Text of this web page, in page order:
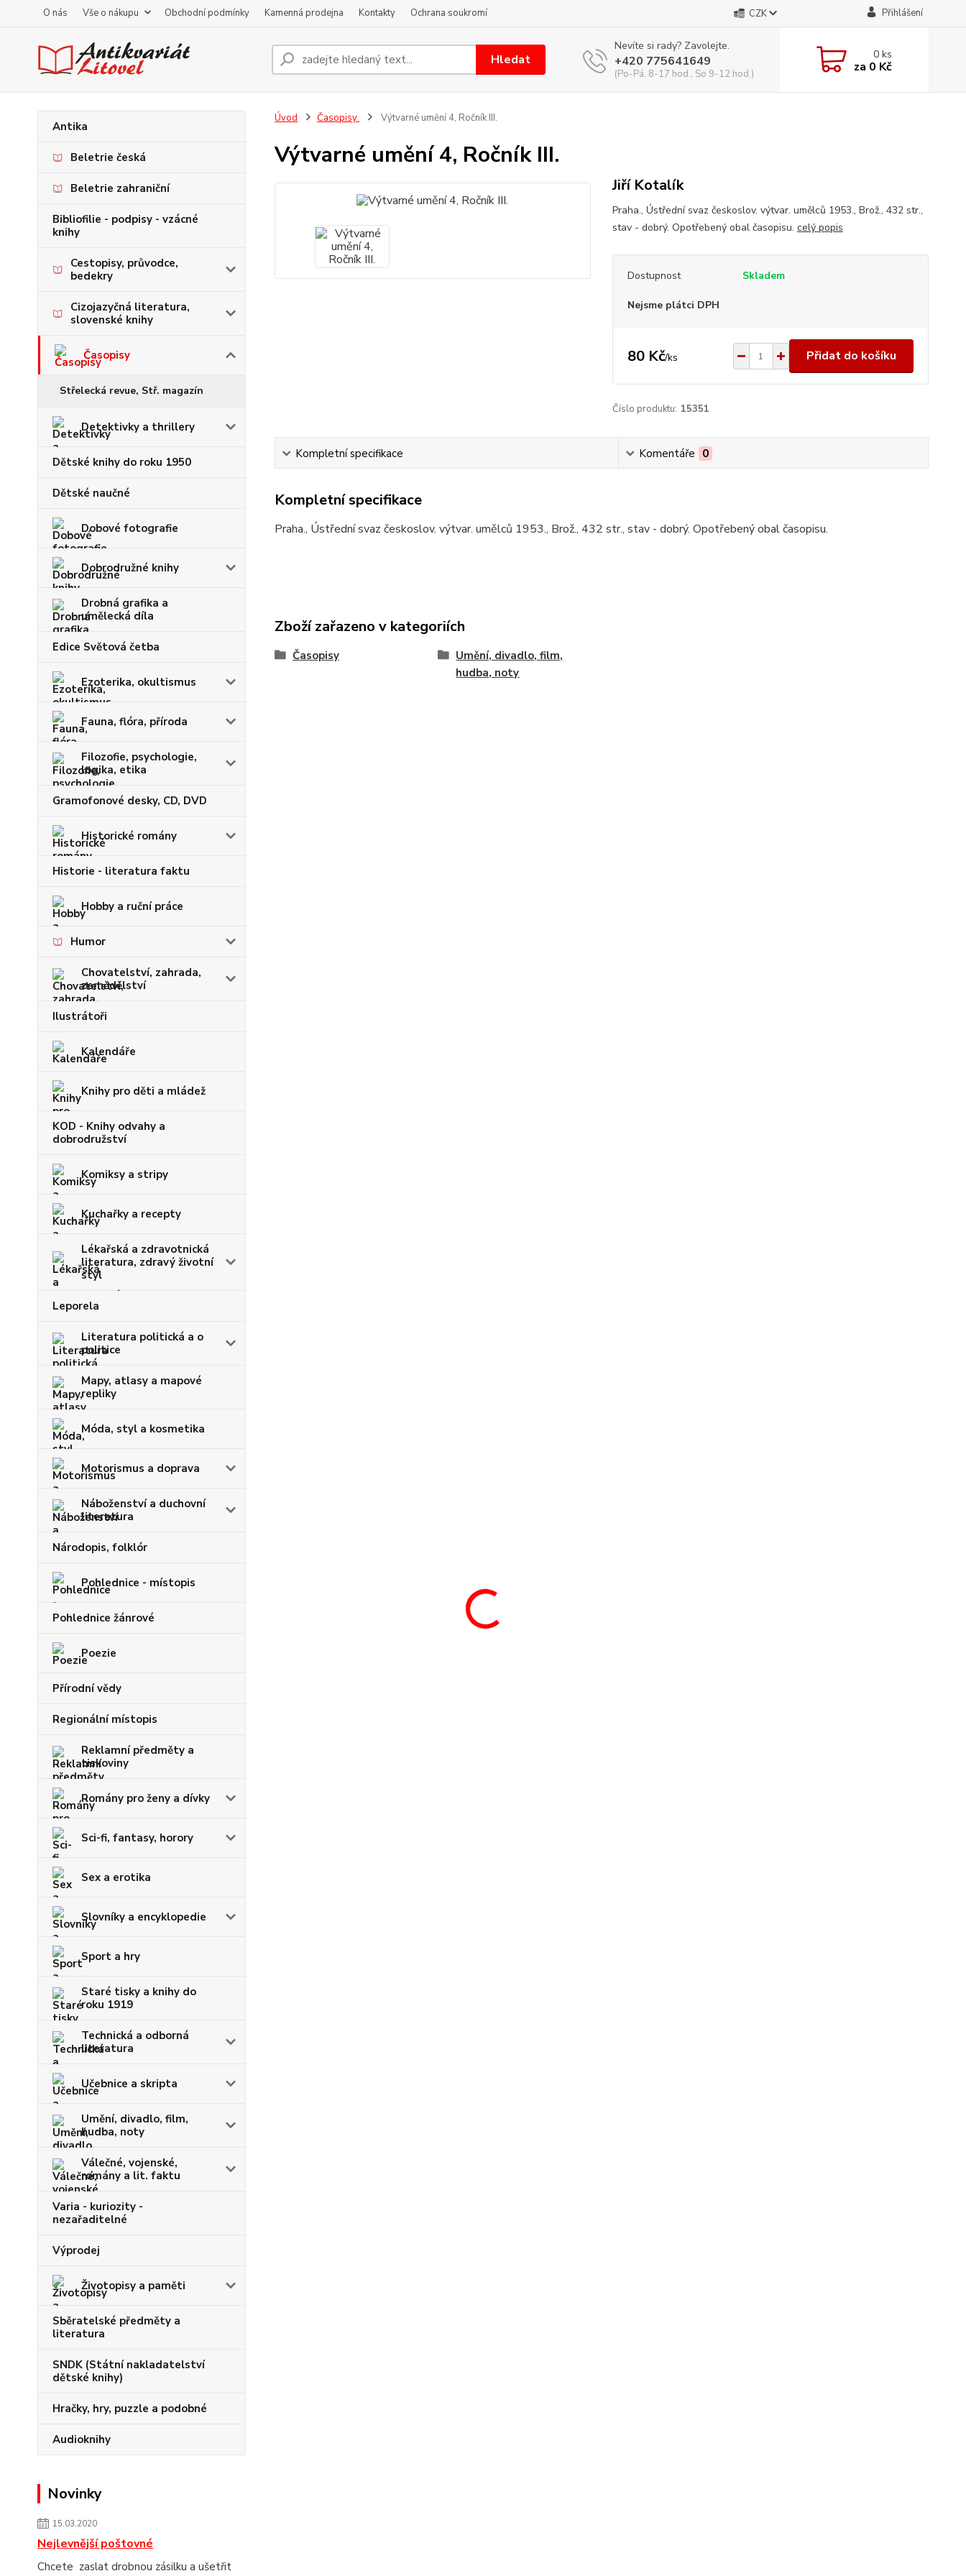
O nás Vše o nákupu Obchodní podmínky Kamenná prodejna Kontakty Ochrana soukromí CZK Přihlášení
Hledat
Nevíte si rady? Zavolejte.
+420 775641649
(Po-Pá, 8-17 hod., So 9-12 hod.)
0ks
za 0 Kč
Antika
Beletrie česká
Beletrie zahraniční
Bibliofilie - podpisy - vzácné
knihy
Cestopisy, průvodce,
bedekry
Cizojazyčná literatura,
slovenské knihy
Časopisy
Střelecká revue, Stř. magazín
Detektivky a thrillery
Dětské knihy do roku 1950
Dětské naučné
Dobové fotografie
Dobrodružné knihy
Drobná grafika a
umělecká díla
Edice Světová četba
Ezoterika, okultismus
Fauna, flóra, příroda
Filozofie, psychologie,
logika, etika
Gramofonové desky, CD, DVD
Historické romány
Historie - literatura faktu
Hobby a ruční práce
Humor
Chovatelství, zahrada,
zemědělství
Ilustrátoři
Kalendáře
Knihy pro děti a mládež
KOD - Knihy odvahy a
dobrodružství
Komiksy a stripy
Kuchařky a recepty
Lékařská a zdravotnická
literatura, zdravý životní
styl
Leporela
Literatura politická a o
politice
Mapy, atlasy a mapové
repliky
Móda, styl a kosmetika
Motorismus a doprava
Náboženství a duchovní
literatura
Národopis, folklór
Pohlednice - místopis
Pohlednice žánrové
Poezie
Přírodní vědy
Regionální místopis
Reklamní předměty a
tiskoviny
Romány pro ženy a dívky
Sci-fi, fantasy, horory
Sex a erotika
Slovníky a encyklopedie
Sport a hry
Staré tisky a knihy do
roku 1919
Technická a odborná
literatura
Učebnice a skripta
Umění, divadlo, film,
hudba, noty
Válečné, vojenské,
romány a lit. faktu
Varia - kuriozity -
nezařaditelné
Výprodej
Životopisy a paměti
Sběratelské předměty a
literatura
SNDK (Státní nakladatelství
dětské knihy)
Hračky, hry, puzzle a podobné
Audioknihy
Novinky
15.03.2020
Nejlevnější poštovné
Chcete zaslat drobnou zásilku a ušetřit
Úvod Časopisy Výtvarné umění 4, Ročník III.
Výtvarné umění 4, Ročník III.
Jiří Kotalík
Praha., Ústřední svaz českoslov. výtvar. umělců 1953., Brož., 432 str.,
stav - dobrý. Opotřebený obal časopisu. celý popis
Dostupnost Skladem
Nejsme plátci DPH
80 Kč/ks Přidat do košíku
Číslo produktu: 15351
Kompletní specifikace Komentáře 0
Kompletní specifikace
Praha., Ústřední svaz českoslov. výtvar. umělců 1953., Brož., 432 str., stav - dobrý. Opotřebený obal časopisu.
Zboží zařazeno v kategoriích
Časopisy
Umění, divadlo, film,
hudba, noty